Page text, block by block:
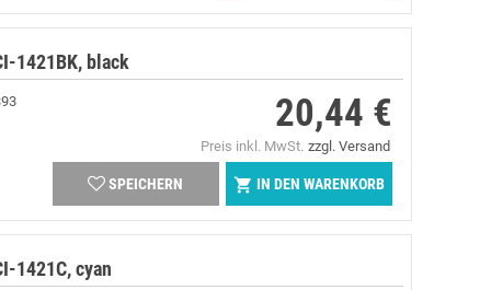
1421BK, black
20,44 €
Preis inkl. MwSt. zzgl. Versand
SPEICHERN  IN DEN WARENKORB
1421C, cyan